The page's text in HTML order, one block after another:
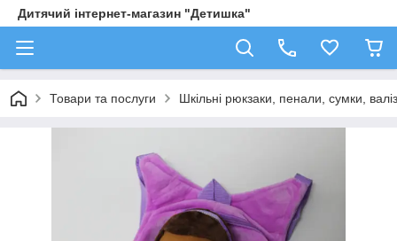
Дитячий інтернет-магазин "Детишка"
Товари та послуги Шкільні рюкзаки, пенали, сумки,